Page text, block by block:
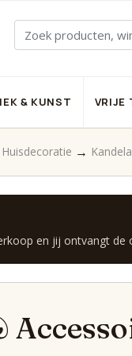
& KUNST VRIJE
Huisdecoratie →
en jij ontvangt de